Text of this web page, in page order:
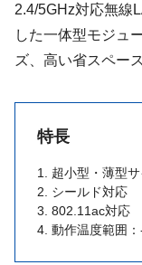
2.4/5GHz対応無線
した一体型モジュ
ズ、高い省スペー
特長
1. 超小型・薄型
2. シールド対応
3. 802.11ac対応
4. 動作温度範囲